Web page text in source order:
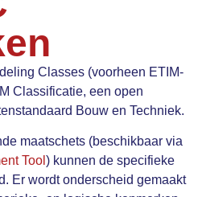
Classes (voorheen ETIM-
Classificatie, een open
Bouw en Techniek.
maatschets (beschikbaar via
Tool ) kunnen de specifieke
Er wordt onderscheid gemaakt